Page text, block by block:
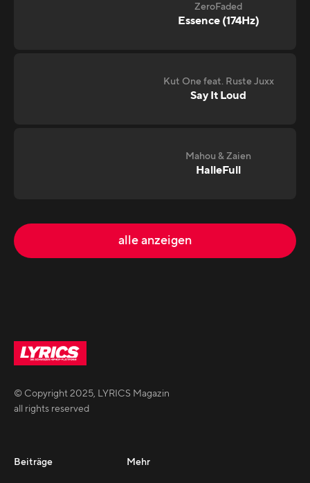
ZeroFaded
Essence (174Hz)
Kut One feat. Ruste Juxx
Say It Loud
Mahou & Zaien
HalleFull
alle anzeigen
© Copyright2025, LYRICS Magazin
all rights reserved
Beiträge Mehr